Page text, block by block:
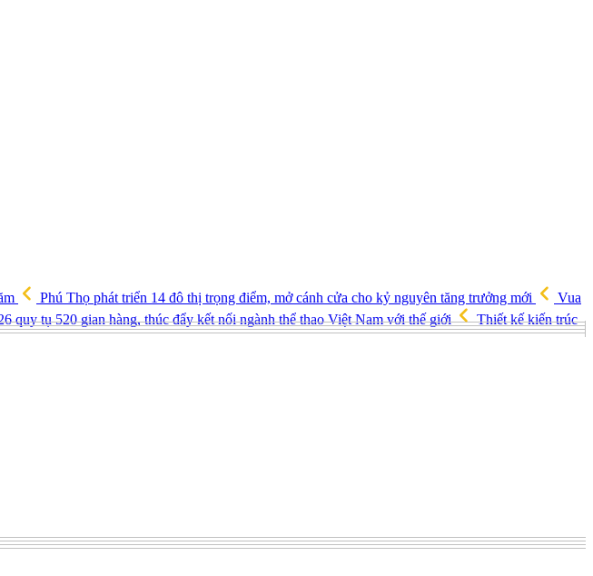
Phú Thọ phát triển 14 đô thị trọng điểm, mở cánh cửa cho kỷ nguyên tăng trưởng mới
Vua
quy tụ 520 gian hàng, thúc đẩy kết nối ngành thể thao Việt Nam với thế giới
Thiết kế kiến trúc